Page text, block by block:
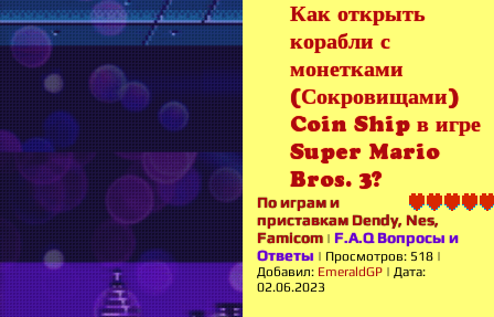
Как открыть
корабли с
монетками
(Сокровищами)
Coin Ship в игре
Super Mario
Bros. 3?
По играм и
приставкам Dendy, Nes,
Famicom | F.A.Q Вопросы и
Ответы | Просмотров: 518 |
Добавил: EmeraldGP | Дата:
02.06.2023